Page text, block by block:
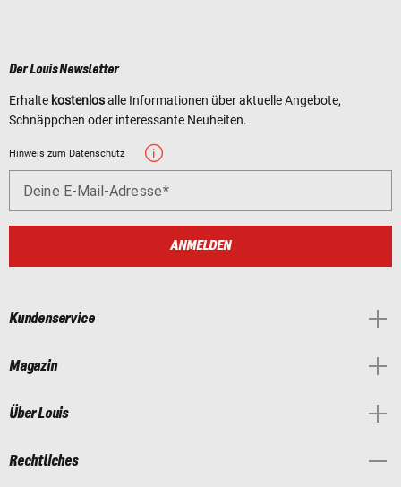
Der Louis Newsletter
Erhalte kostenlosalle Informationen über aktuelle Angebote,
Schnäppchen oder interessante Neuheiten.
Hinweis zum Datenschutz
Deine E-Mail-Adresse
ANMELDEN
Kundenservice
Magazin
Über Louis
Rechtliches